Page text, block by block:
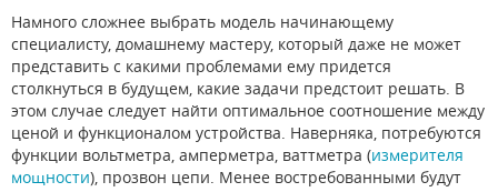
Намного сложнее выбрать модель начинающему
специалисту, домашнему мастеру, который даже не может
представить с какими проблемами ему придется
столкнуться в будущем, какие задачи предстоит решать. В
этом случае следует найти оптимальное соотношение между
ценой и функционалом устройства. Наверняка, потребуются
функции вольтметра, амперметра, ваттметра (измерителя
мощности), прозвон цепи. Менее востребованными будут